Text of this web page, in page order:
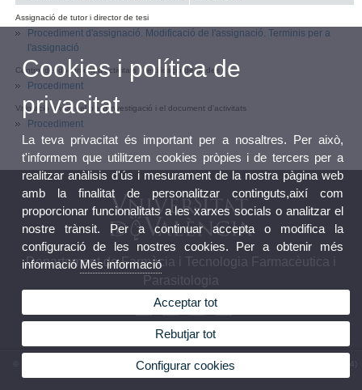
Assignació de tutor i director de tesi
Procediment d'assignació. Modificació de l'assignació. Terminis per a
l'assignació
Control del document d'activitats i certificació de dades
Procediment
Valoració anual del pla d'investigació i el document d'activitats
Procediment
Departament de Farmàcia i Tecnologia Farmacèutica i
Parasitologia
© 2026 UV. - Avinguda Vicent Andrés Estellés, 22 46100 Burjassot (València). Telèfon: (+34)
96 354 49 12
Cookies i política de
privacitat
La teva privacitat és important per a nosaltres. Per això,
t'informem que utilitzem cookies pròpies i de tercers per a
realitzar anàlisis d'ús i mesurament de la nostra pàgina web
amb la finalitat de personalitzar continguts,així com
proporcionar funcionalitats a les xarxes socials o analitzar el
nostre trànsit. Per a continuar accepta o modifica la
configuració de les nostres cookies. Per a obtenir més
informacióMés informació
Acceptar tot
Rebutjar tot
Configurar cookies